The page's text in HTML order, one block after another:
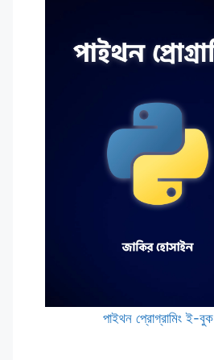
পাইথন প্রোগ্রামিং ই-বুক